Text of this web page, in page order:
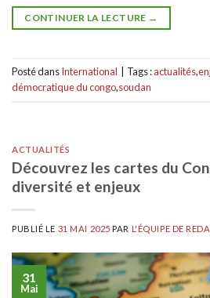
CONTINUER LA LECTURE →
Posté dansInternational Tags :actualités,
démocratique du congo,soudan
ACTUALITÉS
Découvrez les cartes du
diversité et enjeux
PUBLIÉ LE 31 MAI 2025 PAR L'ÉQUIPE DE
31
Mai